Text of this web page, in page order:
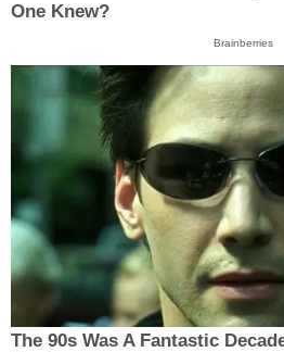
One Knew?
Brainberries
The 90s Was A Fantastic